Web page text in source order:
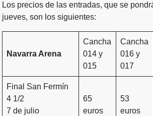
Los precios de las entradas, que se
jueves, son los siguientes:
Navarra Arena
Cancha
014 y
015
Cancha
016 y
017
Final San Fermín
4 1/2
7 de julio
65
euros
53
euros